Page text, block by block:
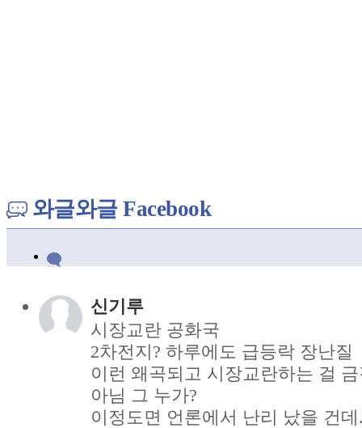
와글와글 Facebook
신기루
시장교란 공화국
2차전지? 하루에도 급등락 장난질
이런 왜곡되고 시장교란하는 걸
아님 그 누가?
이정도면 언론에서 난리 났을 건